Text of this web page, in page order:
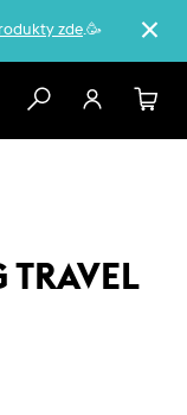
zde.🥳
TRAVEL